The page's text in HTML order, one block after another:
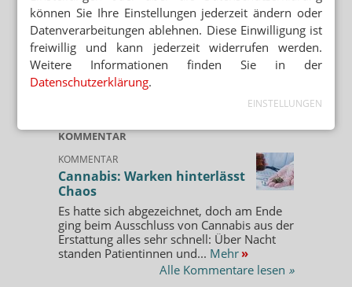
können Sie Ihre Einstellungen jederzeit ändern oder
Datenverarbeitungen ablehnen. Diese Einwilligung ist
freiwillig und kann jederzeit widerrufen werden.
Weitere Informationen finden Sie in der
Datenschutzerklärung.
EINSTELLUNGEN
KOMMENTAR
KOMMENTAR
Cannabis: Warken hinterlässt
Chaos
Es hatte sich abgezeichnet, doch am Ende
ging beim Ausschluss von Cannabis aus der
Erstattung alles sehr schnell: Über Nacht
standen Patientinnen und... Mehr »
Alle Kommentare lesen »